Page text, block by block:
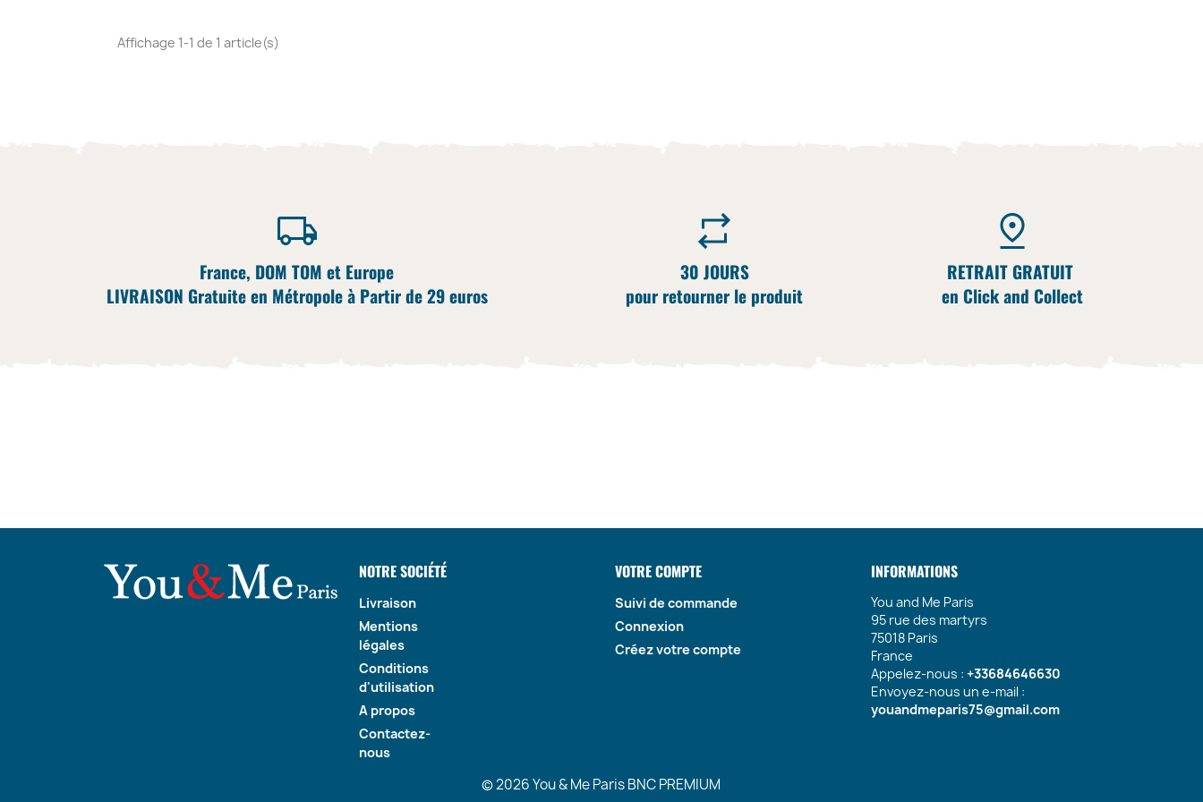
Affichage 1-1 de 1 article(s)
France, DOM TOM et Europe
LIVRAISON Gratuite en Métropole à Partir de 29 euros
30 JOURS
pour retourner le produit
RETRAIT GRATUIT
en Click and Collect
NOTRE SOCIÉTÉ
Livraison
Mentions
légales
Conditions
d'utilisation
A propos
Contactez-
nous
VOTRE COMPTE
Suivi de commande
Connexion
Créez votre compte
INFORMATIONS
You and Me Paris
95 rue des martyrs
75018 Paris
France
Appelez-nous : +33684646630
Envoyez-nous un e-mail :
youandmeparis75@gmail.com
© 2026 You & Me Paris BNC PREMIUM